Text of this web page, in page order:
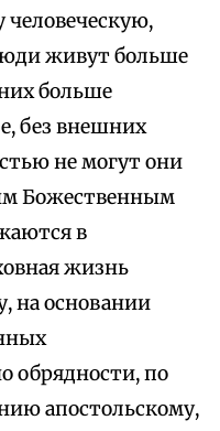
живут больше
больше
без внешних
не могут они
Божественным
в
жизнь
на основании
обрядности, по
апостольскому,